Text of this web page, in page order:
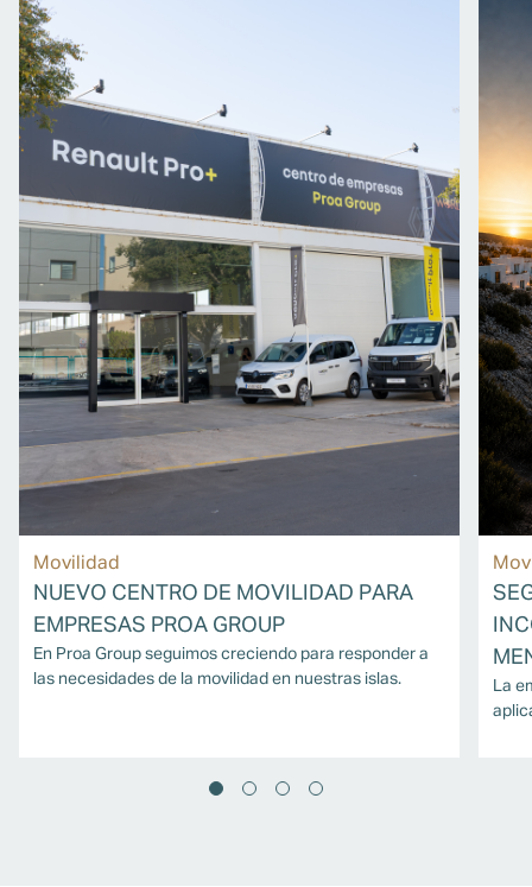
Movilidad
NUEVO CENTRO DE MOVILIDAD PARA
EMPRESAS PROA GROUP
En Proa Group seguimos creciendo para responder a
las necesidades de la movilidad en nuestras islas.
La